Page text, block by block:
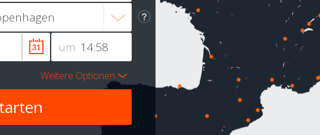
um
Weitere Optionen